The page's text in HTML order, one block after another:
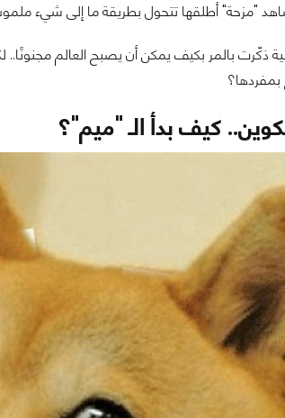
"مزحة" أطلقها تتحول بطريقة ما إلى شيء
ذكّرت بالمر بكيف يمكن أن يصبح العالم
بمفردها؟
.. كيف بدأ الـ "ميم"؟